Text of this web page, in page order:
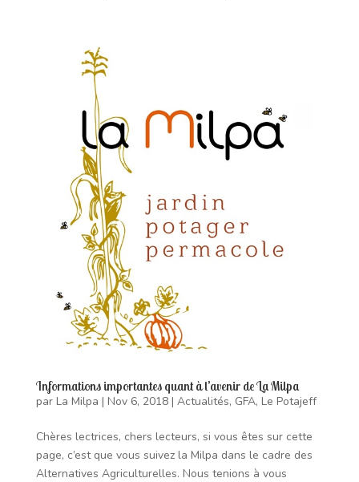
Informations importantes quant à l’avenir de La Milpa
par La Milpa | Nov 6, 2018| Actualités, GFA, Le Potajeff
Chères lectrices, chers lecteurs, si vous êtes sur cette
page, c’est que vous suivez la Milpa dans le cadre des
Alternatives Agriculturelles. Nous tenions à vous